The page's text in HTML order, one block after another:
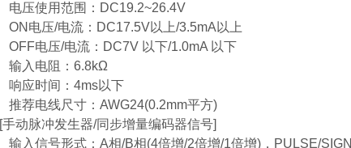
电压使用范围：DC19.2~26.4V
ON电压/电流：DC17.5V以上/3.5mA以上
OFF电压/电流：DC7V 以下/1.0mA 以下
输入电阻：6.8kΩ
响应时间：4ms以下
推荐电线尺寸：AWG24(0.2mm平方)
[手动脉冲发生器/同步增量编码器信号]
输入信号形式：A相/B相(4倍增/2倍增/1倍增)，PULSE/SIGN